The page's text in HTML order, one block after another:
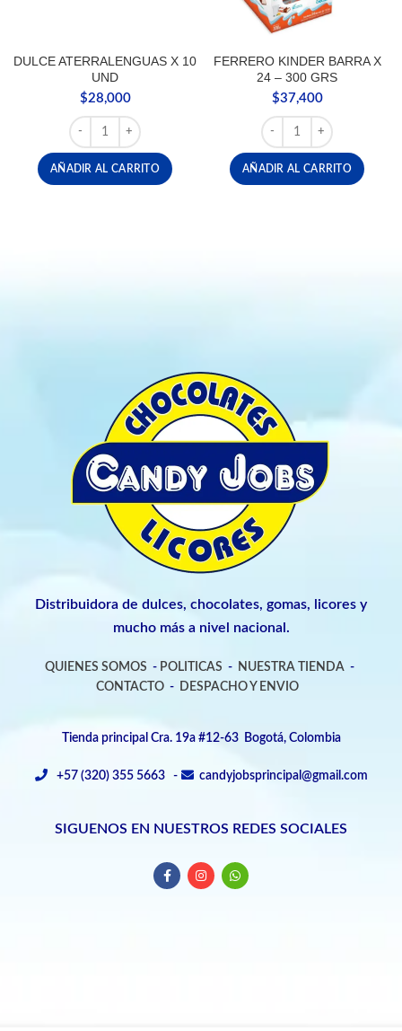
DULCE ATERRALENGUAS X 10
UND
$28,000
DULCE ATERRALENGUAS X 10 UND cantidad
AÑADIR AL CARRITO
FERRERO KINDER BARRA X
24 – 300 GRS
$37,400
FERRERO KINDER
AÑADIR AL CARRITO
Distribuidora de dulces, chocolates, gomas, licores y
mucho más a nivel nacional.
QUIENES SOMOS - POLITICAS - NUESTRA TIENDA -
CONTACTO- DESPACHO Y ENVIO
Tienda principal Cra. 19a #12-63 Bogotá, Colombia
+57 (320) 355 5663 - candyjobsprincipal@gmail.com
SIGUENOS EN NUESTROS REDES SOCIALES